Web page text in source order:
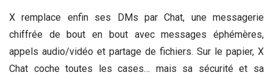
X remplace enfin ses DMs par Chat, une messagerie
chiffrée de bout en bout avec messages éphémères,
appels audio/vidéo et partage de fichiers. Sur le papier, X
Chat coche toutes les cases… mais sa sécurité et sa